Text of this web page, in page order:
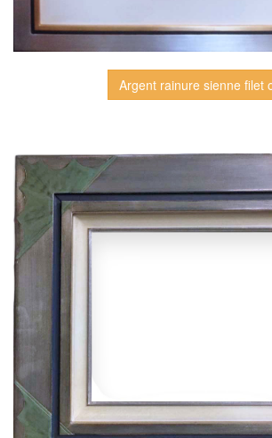
Argent rainure sienne filet